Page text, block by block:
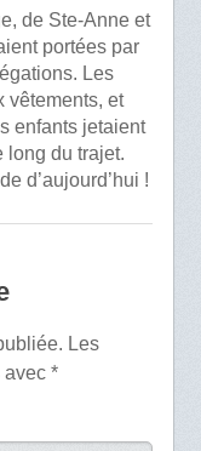
de Ste-Anne et
portées par
Les
vêtements, et
enfants jetaient
long du trajet.
d’aujourd’hui !
Les
avec *